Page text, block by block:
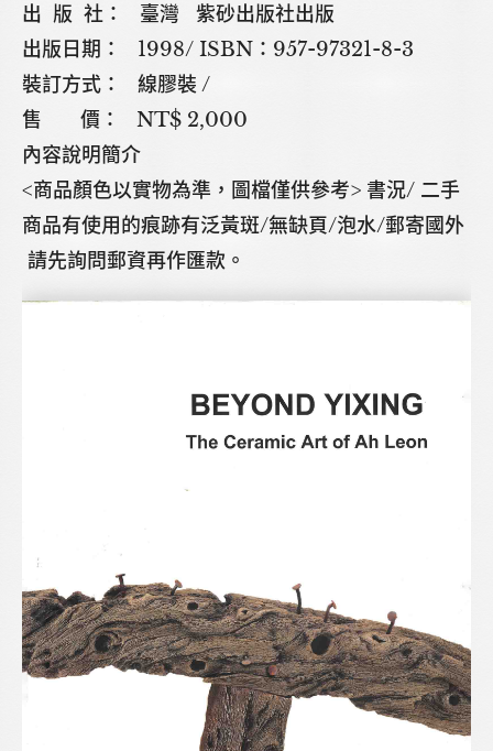
出 版 社： 臺灣 紫砂出版社出版
出版日期： 1998/ ISBN：957-97321-8-3
裝訂方式： 線膠裝 /
售 價： NT$ 2,000
內容說明簡介
<商品顏色以實物為準，圖檔僅供參考> 書況/ 二手
商品有使用的痕跡有泛黃斑/無缺頁/泡水/郵寄國外
請先詢問郵資再作匯款。